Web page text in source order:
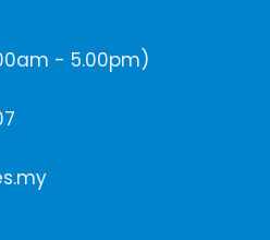
- 5.00pm)